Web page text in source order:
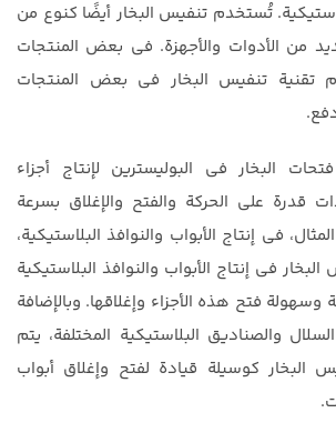
تُستخدم تنفيس البخار أيضًا كنوع من
من الأدوات والأجهزة. في بعض المنتجات
تقنية تنفيس البخار في بعض المنتجات
البخار في البوليسترين لإنتاج أجزاء
قدرة على الحركة والفتح والإغلاق بسرعة
في إنتاج الأبواب والنوافذ البلاستيكية،
في إنتاج الأبواب والنوافذ البلاستيكية
فتح هذه الأجزاء وإغلاقها. وبالإضافة
والصناديق البلاستيكية المختلفة، يتم
البخار كوسيلة قيادة لفتح وإغلاق أبواب